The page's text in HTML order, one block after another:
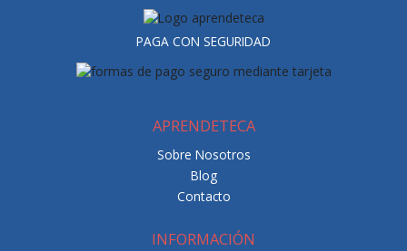
PAGA CON SEGURIDAD
APRENDETECA
Sobre Nosotros
Blog
Contacto
INFORMACIÓN